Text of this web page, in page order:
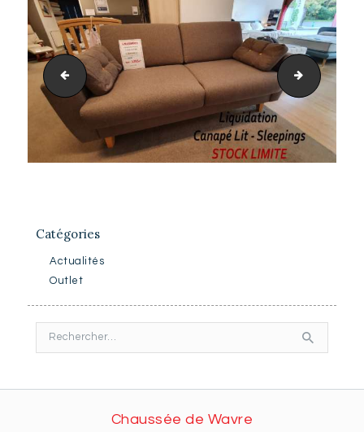
Canapé lit Xena
Catégories
Actualités
Outlet
Rechercher :
Chaussée de Wavre